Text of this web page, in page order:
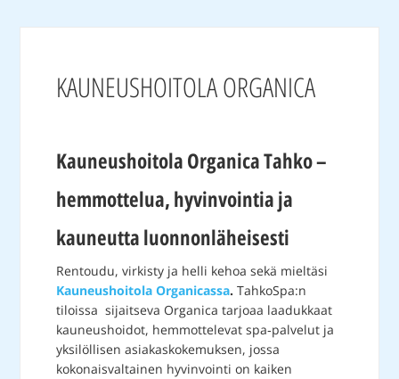
KAUNEUSHOITOLA ORGANICA
Kauneushoitola Organica Tahko –
hemmottelua, hyvinvointia ja
kauneutta luonnonläheisesti
Rentoudu, virkisty ja helli kehoa sekä mieltäsi
Kauneushoitola Organicassa.TahkoSpa:n
tiloissa sijaitseva Organica tarjoaa laadukkaat
kauneushoidot, hemmottelevat spa‑palvelut ja
yksilöllisen asiakaskokemuksen, jossa
kokonaisvaltainen hyvinvointi on kaiken